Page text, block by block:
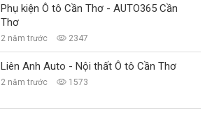
Phụ kiện Ô tô Cần Thơ - AUTO365 Cần
Thơ
2 năm trước 2347
Liên Anh Auto - Nội thất Ô tô Cần Thơ
2 năm trước 1573